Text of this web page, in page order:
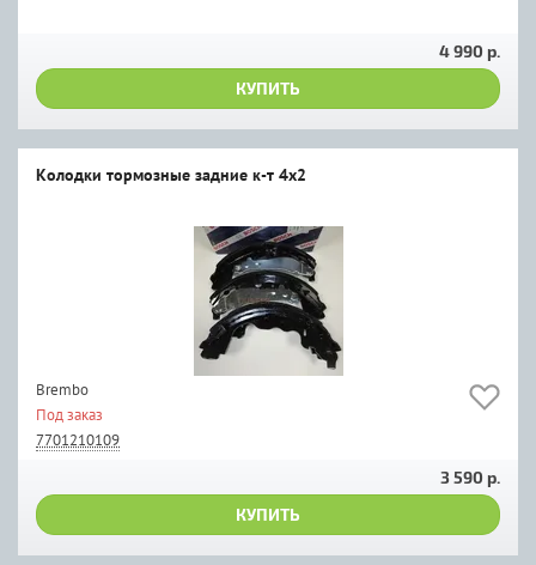
4 990 р.
КУПИТЬ
Колодки тормозные задние к-т 4x2
Brembo
Под заказ
7701210109
3 590 р.
КУПИТЬ